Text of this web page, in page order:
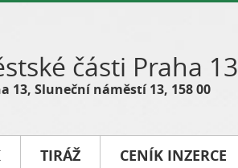
části Praha 13
13, Sluneční náměstí 13, 158 00
TIRÁŽ CENÍK INZERCE